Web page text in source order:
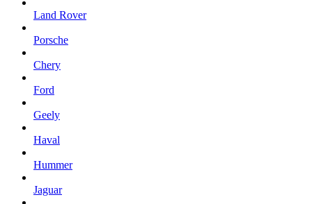
Land Rover
Porsche
Chery
Ford
Geely
Haval
Hummer
Jaguar